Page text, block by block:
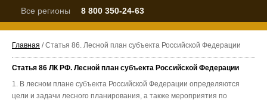
Все регионы 8 800 350-24-63
Главная / Статья 86. Лесной план субъекта Российской Федерации
Статья 86 ЛК РФ. Лесной план субъекта Российской Федерации
1. В лесном плане субъекта Российской Федерации определяются
цели и задачи лесного планирования, а также мероприятия по